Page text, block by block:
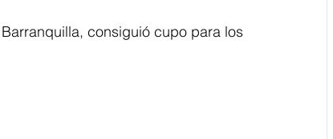
consiguió cupo para los